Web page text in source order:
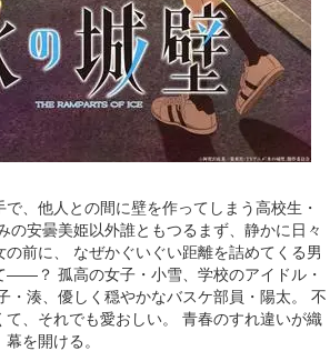
、他人との間に壁を作ってしまう高校生・
の安曇美姫以外誰ともつるまず、静かに日々
前に、 なぜかぐいぐい距離を詰めてくる男
――？ 孤高の女子・小雪、学校のアイドル・
・湊、優しく穏やかなバスケ部員・陽太。 不
、それでも愛おしい。 青春のすれ違いが織
を開ける。